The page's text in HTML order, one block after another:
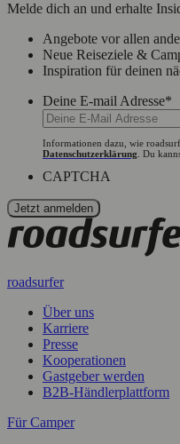
Melde dich an und erhalte
Angebote vor allen
Neue Reiseziele &
Inspiration für deinen
Deine E-mail Adresse*
Informationen dazu, wie
Datenschutzerklärung . Du
CAPTCHA
roadsurfer
Über uns
Karriere
Presse
Kooperationen
Gastgeber werden
B2B-Händlerplattform
Für Camper